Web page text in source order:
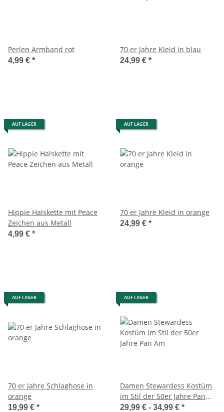
Perlen Armband rot
4,99 € *
70 er Jahre Kleid in blau
24,99 € *
AUF LAGER
Hippie Halskette mit Peace
Zeichen aus Metall
4,99 € *
AUF LAGER
70 er Jahre Kleid in orange
24,99 € *
AUF LAGER
70 er Jahre Schlaghose in
orange
19,99 € *
AUF LAGER
Damen Stewardess Kostüm
im Stil der 50er Jahre Pan
Am
29,99 € - 34,99 € *